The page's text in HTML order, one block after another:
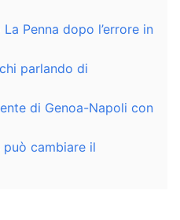
Penna dopo l’errore in
parlando di
di Genoa-Napoli con
cambiare il